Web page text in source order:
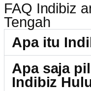
FAQ Indibiz
Tengah
Apa itu
Apa saja
Indibiz